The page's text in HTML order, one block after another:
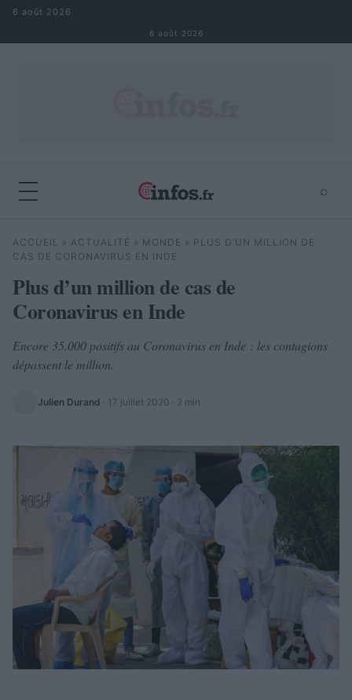
Aller au contenu
6 août 2026
6 août 2026
⌕
Rechercher ⌕
ACCUEIL » ACTUALITÉ » MONDE » PLUS D’UN MILLION DE
CAS DE CORONAVIRUS EN INDE
Plus d’un million de cas de
Coronavirus en Inde
Encore 35.000 positifs au Coronavirus en Inde : les contagions
dépassent le million.
Julien Durand · 17 juillet 2020 · 2 min